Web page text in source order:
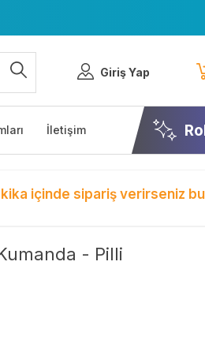
Giriş Yap
İletişim
içinde sipariş verirseniz
- Pilli